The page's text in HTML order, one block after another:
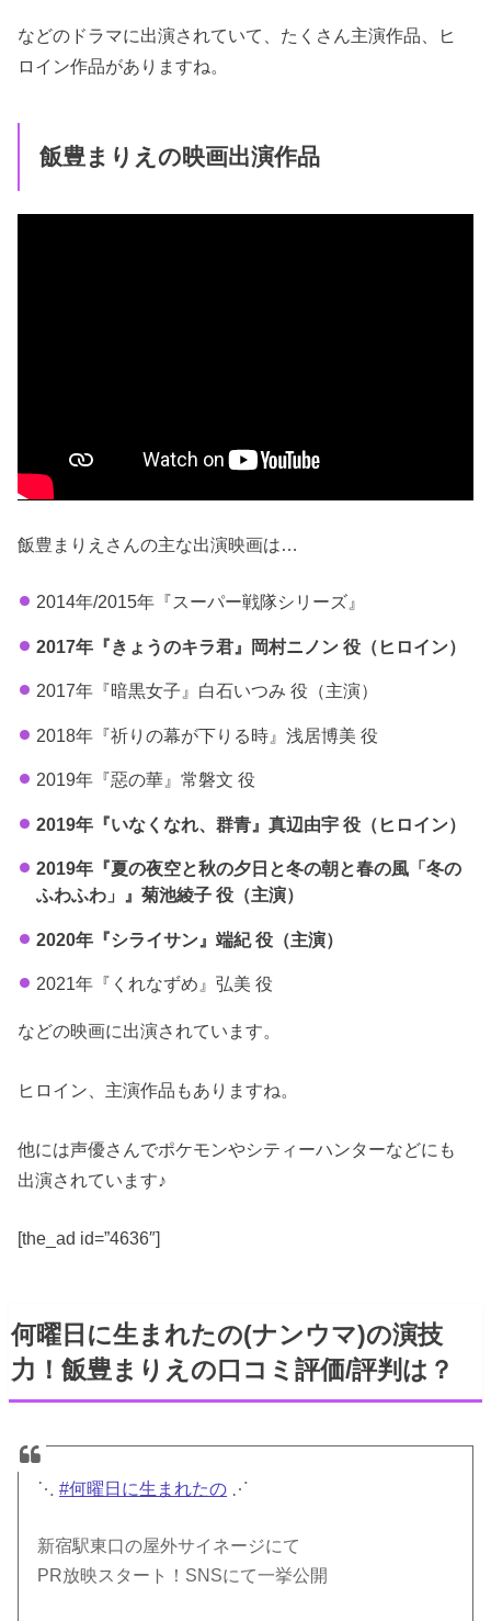
などのドラマに出演されていて、たくさん主演作品、ヒ
ロイン作品がありますね。
飯豊まりえの映画出演作品
飯豊まりえさんの主な出演映画は…
2014年/2015年『スーパー戦隊シリーズ』
2017年『きょうのキラ君』岡村ニノン 役（ヒロイン）
2017年『暗黒女子』白石いつみ 役（主演）
2018年『祈りの幕が下りる時』浅居博美 役
2019年『惡の華』常磐文 役
2019年『いなくなれ、群青』真辺由宇 役（ヒロイン）
2019年『夏の夜空と秋の夕日と冬の朝と春の風「冬の
ふわふわ」』菊池綾子 役（主演）
2020年『シライサン』端紀 役（主演）
2021年『くれなずめ』弘美 役
などの映画に出演されています。
ヒロイン、主演作品もありますね。
他には声優さんでポケモンやシティーハンターなどにも
出演されています♪
[the_ad id=”4636″]
何曜日に生まれたの(ナンウマ)の演技
力！飯豊まりえの口コミ評価/評判は？
⋱#何曜日に生まれたの ⋰
新宿駅東口の屋外サイネージにて
PR放映スタート！SNSにて一挙公開